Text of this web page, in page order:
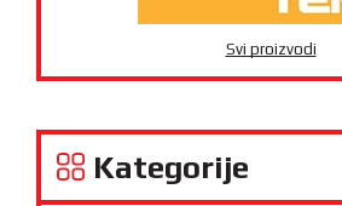
Svi proizvodi
Kategorije